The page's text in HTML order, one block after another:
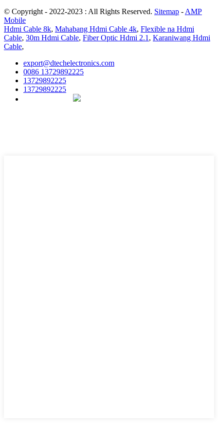
© Copyright - 2022-2023 : All Rights Reserved. Sitemap - AMP
Mobile
Hdmi Cable 8k, Mahabang Hdmi Cable 4k, Flexible na Hdmi
Cable, 30m Hdmi Cable, Fiber Optic Hdmi 2.1 , Karaniwang Hdmi
Cable,
export@dtechelectronics.com
0086 13729892225
13729892225
13729892225